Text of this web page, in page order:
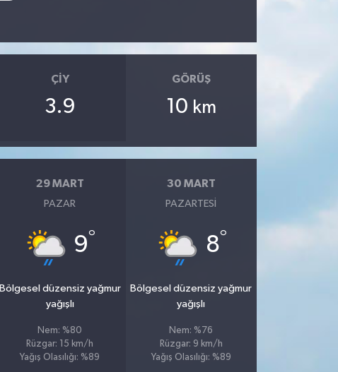
ÇIY
3.9
GÖRÜŞ
10 km
29 MART
PAZAR
9°
Bölgesel düzensiz yağmur
yağışlı
Nem: %80
Rüzgar: 15 km/h
Yağış Olasılığı: %89
30 MART
PAZARTESI
8°
Bölgesel düzensiz yağmur
yağışlı
Nem: %76
Rüzgar: 9 km/h
Yağış Olasılığı: %89